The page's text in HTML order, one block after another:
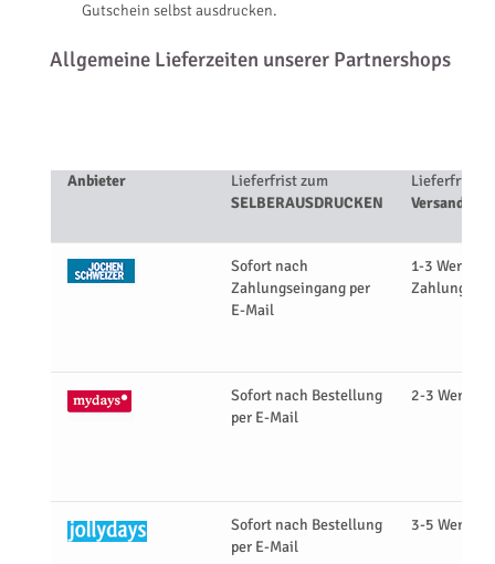
Gutschein selbst ausdrucken.
Allgemeine Lieferzeiten unserer Partnershops
Anbieter
Lieferfrist zum
SELBERAUSDRUCKEN
Lieferfrist
Versand
Sofort nach
Zahlungseingang per
E-Mail
1-3
Sofort nach Bestellung
per E-Mail
2-3
Sofort nach Bestellung
per E-Mail
3-5